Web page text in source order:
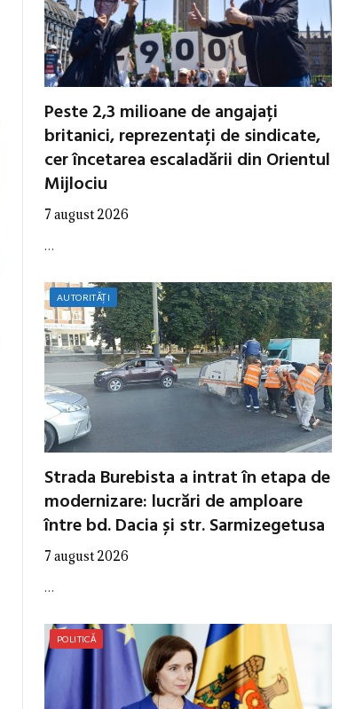
Peste 2,3 milioane de angajați
britanici, reprezentați de sindicate,
cer încetarea escaladării din Orientul
Mijlociu
7 august 2026
…
AUTORITĂȚI
Strada Burebista a intrat în etapa de
modernizare: lucrări de amploare
între bd. Dacia și str. Sarmizegetusa
7 august 2026
…
POLITICĂ